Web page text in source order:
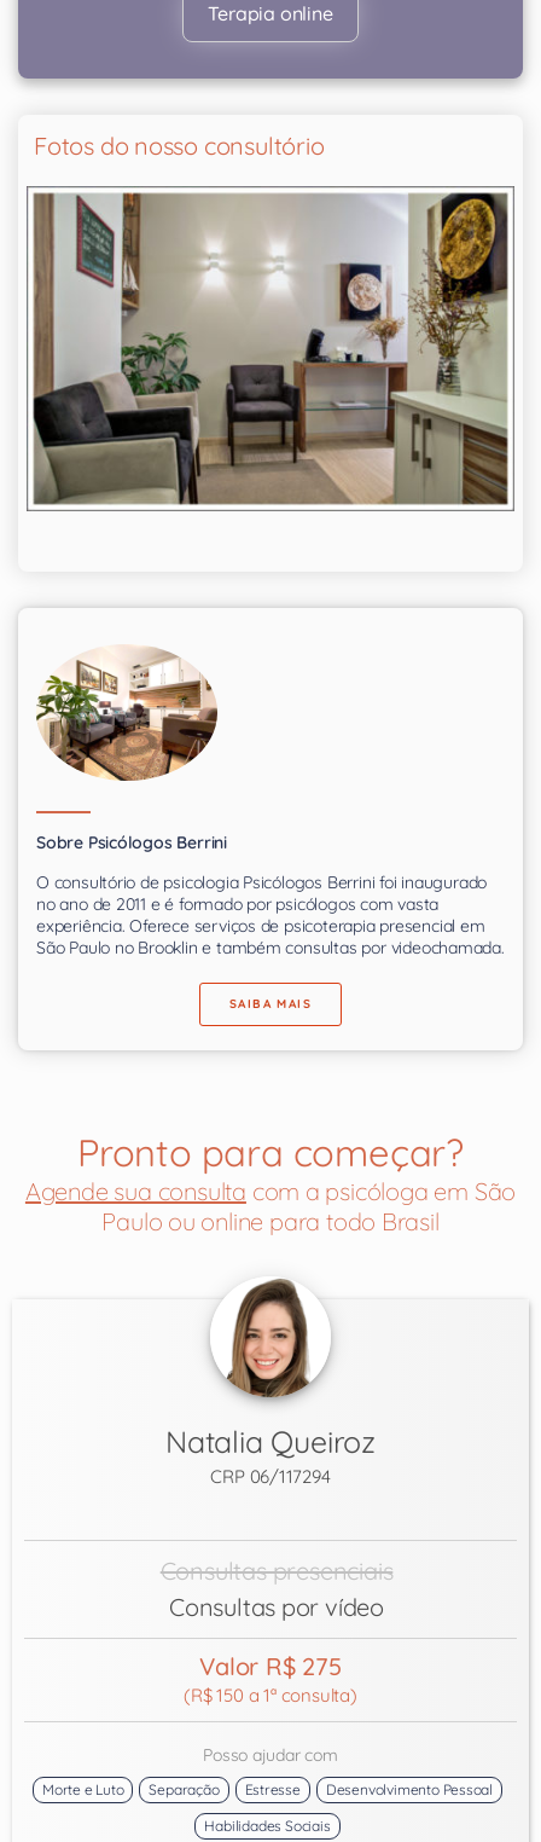
Terapia online
Fotos do nosso consultório
Sobre Psicólogos Berrini
O consultório de psicologia Psicólogos Berrini foi inaugurado
no ano de 2011 e é formado por psicólogos com vasta
experiência. Oferece serviços de psicoterapia presencial em
São Paulo no Brooklin e também consultas por videochamada.
SAIBA MAIS
Pronto para começar?
Agende sua consulta com a psicóloga em São
Paulo ou online para todo Brasil
Natalia Queiroz
CRP 06/117294
Consultas presenciais
Consultas por vídeo
Valor R$ 275
(R$ 150 a 1ª consulta)
Posso ajudar com
Morte e Luto Separação Estresse
Desenvolvimento Pessoal
Habilidades Sociais